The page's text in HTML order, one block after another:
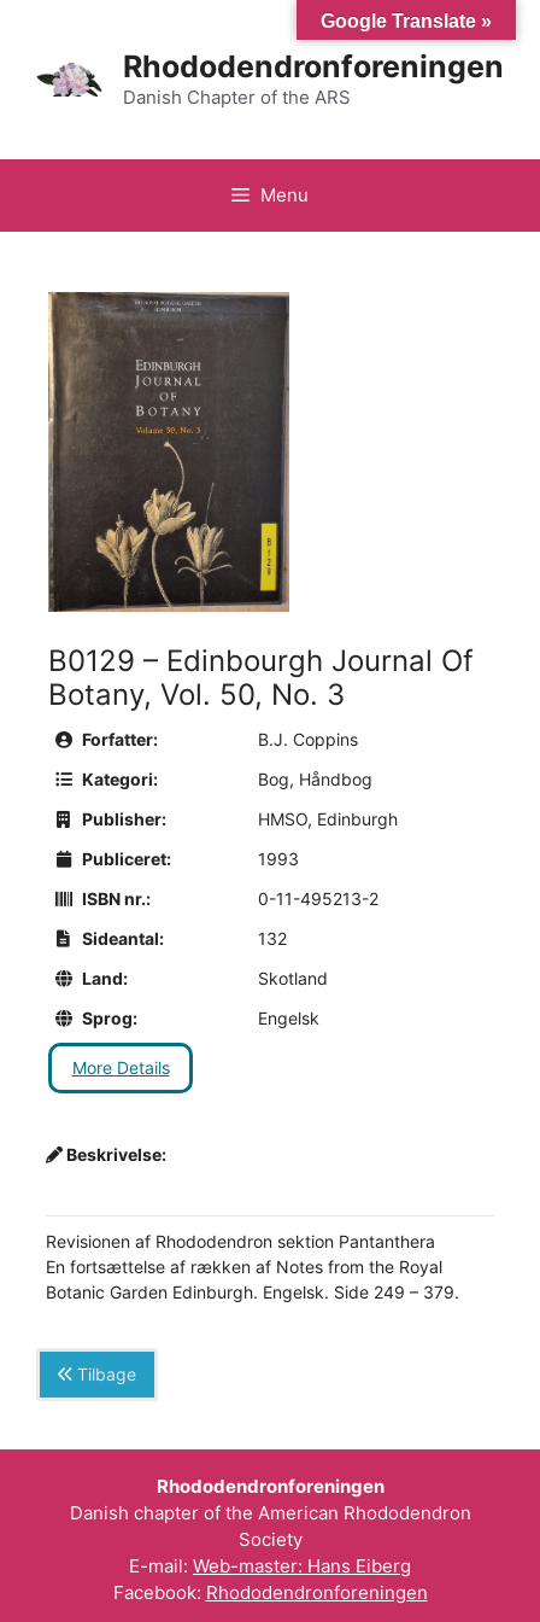
indhold
Rhododendronforeningen
Danish Chapter of the ARS
Menu
B0129 – Edinbourgh Journal Of
Botany, Vol. 50, No. 3
Forfatter:
B.J. Coppins
Kategori:
Bog, Håndbog
Publisher:
HMSO, Edinburgh
Publiceret:
1993
ISBN nr.:
0-11-495213-2
Sideantal:
132
Land:
Skotland
Sprog:
Engelsk
More Details
Beskrivelse:
Revisionen af Rhododendron sektion Pantanthera
En fortsættelse af rækken af Notes from the Royal
Botanic Garden Edinburgh. Engelsk. Side 249 – 379.
Tilbage
Rhododendronforeningen
Danish chapter of the American Rhododendron
Society
E-mail: Web-master: Hans Eiberg
Facebook: Rhododendronforeningen
Google Translate »